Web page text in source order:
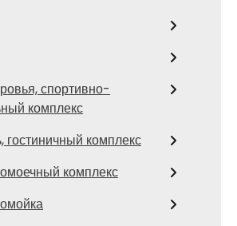
спортивно-
комплекс
гостиничный комплекс
комплекс